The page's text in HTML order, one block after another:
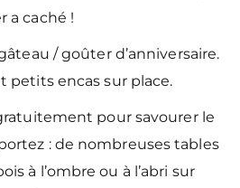
a caché !
/ goûter d’anniversaire.
petits encas sur place.
pour savourer le
: de nombreuses tables
à l’ombre ou à l’abri sur